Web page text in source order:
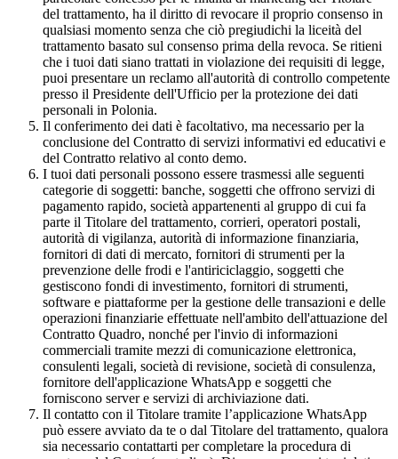
del trattamento, ha il diritto di revocare il proprio consenso in
qualsiasi momento senza che ciò pregiudichi la liceità del
trattamento basato sul consenso prima della revoca. Se ritieni
che i tuoi dati siano trattati in violazione dei requisiti di legge,
puoi presentare un reclamo all'autorità di controllo competente
presso il Presidente dell'Ufficio per la protezione dei dati
personali in Polonia.
Il conferimento dei dati è facoltativo, ma necessario per la
conclusione del Contratto di servizi informativi ed educativi e
del Contratto relativo al conto demo.
I tuoi dati personali possono essere trasmessi alle seguenti
categorie di soggetti: banche, soggetti che offrono servizi di
pagamento rapido, società appartenenti al gruppo di cui fa
parte il Titolare del trattamento, corrieri, operatori postali,
autorità di vigilanza, autorità di informazione finanziaria,
fornitori di dati di mercato, fornitori di strumenti per la
prevenzione delle frodi e l'antiriciclaggio, soggetti che
gestiscono fondi di investimento, fornitori di strumenti,
software e piattaforme per la gestione delle transazioni e delle
operazioni finanziarie effettuate nell'ambito dell'attuazione del
Contratto Quadro, nonché per l'invio di informazioni
commerciali tramite mezzi di comunicazione elettronica,
consulenti legali, società di revisione, società di consulenza,
fornitore dell'applicazione WhatsApp e soggetti che
forniscono server e servizi di archiviazione dati.
Il contatto con il Titolare tramite l’applicazione WhatsApp
può essere avviato da te o dal Titolare del trattamento, qualora
sia necessario contattarti per completare la procedura di